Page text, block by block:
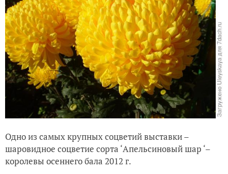
Одно из самых крупных соцветий выставки –
шаровидное соцветие сорта ‘Апельсиновый шар ‘–
королевы осеннего бала 2012 г.